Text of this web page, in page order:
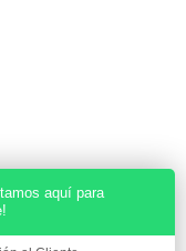
aquí para